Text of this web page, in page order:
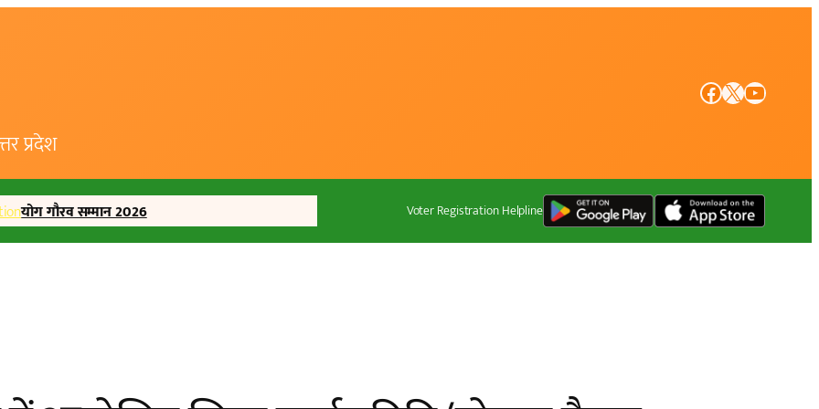
प्रदेश
Facebook X YouTube
योग गौरव सम्मान 2026 Voter Registration Helpline